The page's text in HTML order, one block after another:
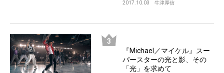
2017.10.03 牛津厚信
『Michael／マイケル』スー
パースターの光と影、その
「光」を求めて